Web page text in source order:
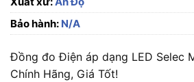
Bảo hành: N/A
Đồng đo Điện áp dạng LED Selec
Chính Hãng, Giá Tốt!